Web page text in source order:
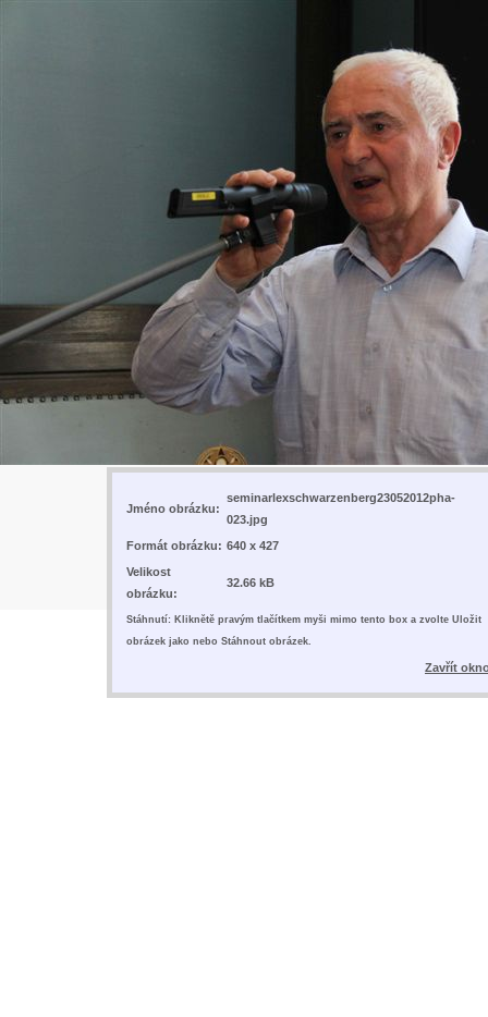
Jméno obrázku:
seminarlexschwarzenberg23052012pha-
023.jpg
Formát obrázku: 640 x 427
Velikost
obrázku:
32.66 kB
Stáhnutí: Kliknětě pravým tlačítkem myši mimo tento box a zvolte Uložit
obrázek jako nebo Stáhnout obrázek.
Zavřít